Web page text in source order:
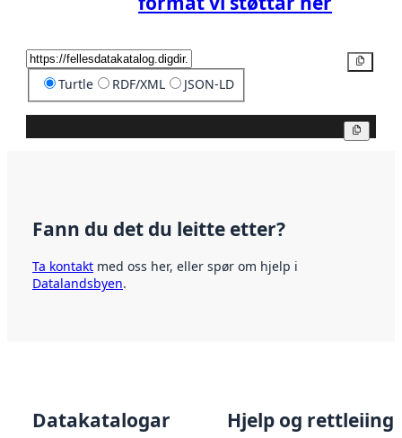
Turtle RDF/XML JSON-LD
Fann du det du leitte etter?
Ta kontakt med oss her, eller spør om hjelp i
Datalandsbyen.
Datakatalogar Hjelp og rettleiing